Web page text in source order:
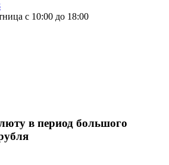
с 10:00 до 18:00
в период большого